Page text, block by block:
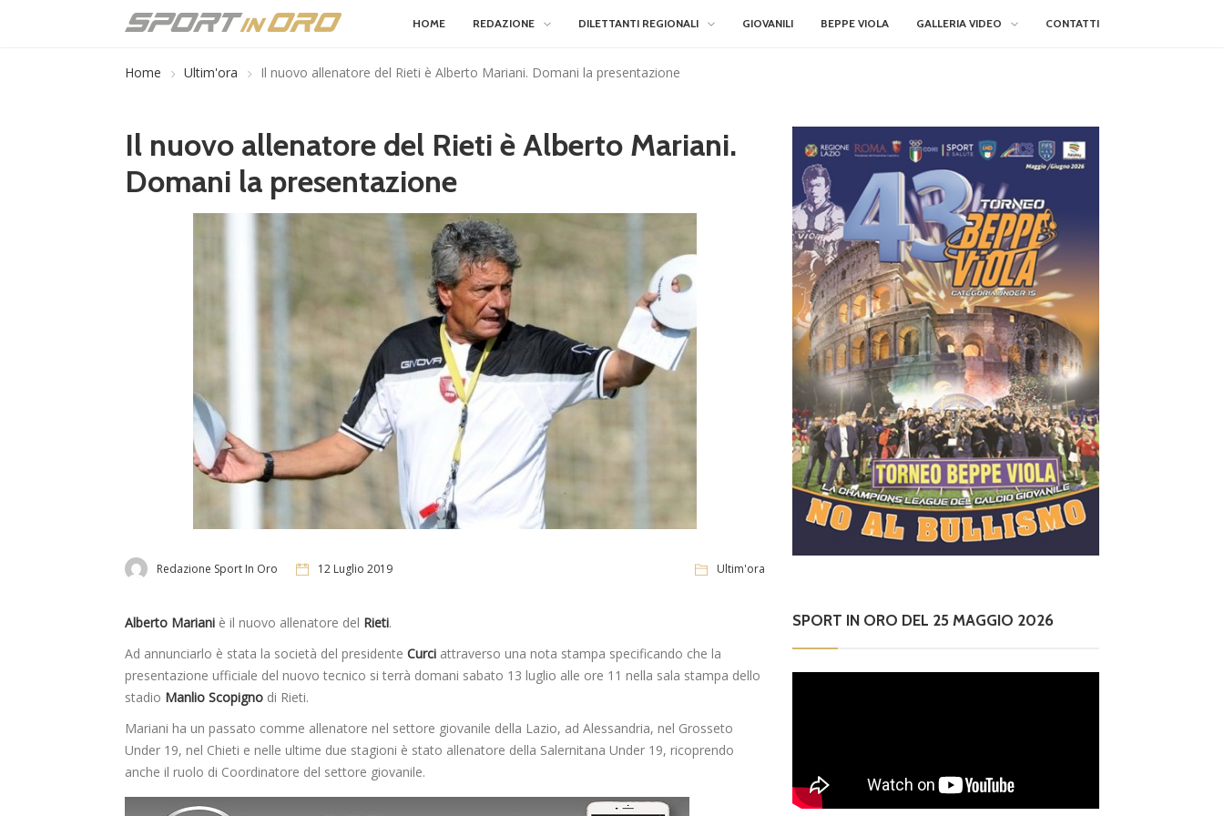
HOME REDAZIONE DILETTANTI REGIONALI GIOVANILI BEPPE VIOLA GALLERIA VIDEO CONTATTI
Home Ultim'ora Il nuovo allenatore del Rieti è Alberto Mariani. Domani la presentazione
Il nuovo allenatore del Rieti è Alberto Mariani.
Domani la presentazione
Redazione Sport In Oro 12 Luglio 2019 Ultim'ora
Alberto Mariani è il nuovo allenatore del Rieti.
Ad annunciarlo è stata la società del presidente Curci attraverso una nota stampa specificando che la
presentazione ufficiale del nuovo tecnico si terrà domani sabato 13 luglio alle ore 11 nella sala stampa dello
stadio Manlio Scopigno di Rieti.
Mariani ha un passato comme allenatore nel settore giovanile della Lazio, ad Alessandria, nel Grosseto
Under 19, nel Chieti e nelle ultime due stagioni è stato allenatore della Salernitana Under 19, ricoprendo
anche il ruolo di Coordinatore del settore giovanile.
SPORT IN ORO DEL 25 MAGGIO 2026